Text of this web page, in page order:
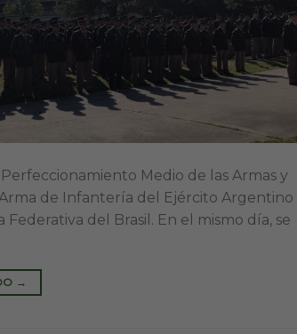
Medio de las Armas y
Arma de Infantería del Ejército Argentino
del Brasil. En el mismo día, se
→